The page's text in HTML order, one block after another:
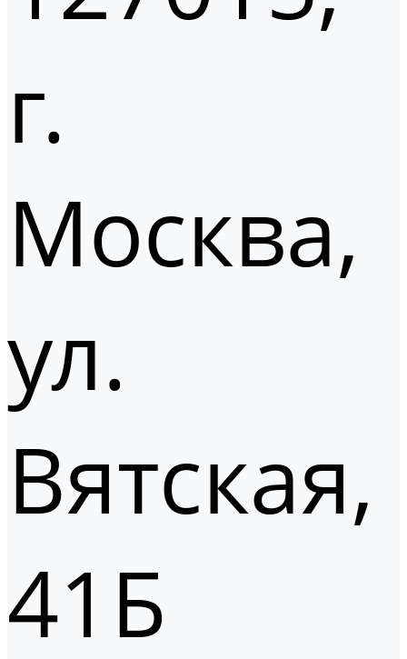
г.
Москва,
ул.
Вятская,
41Б